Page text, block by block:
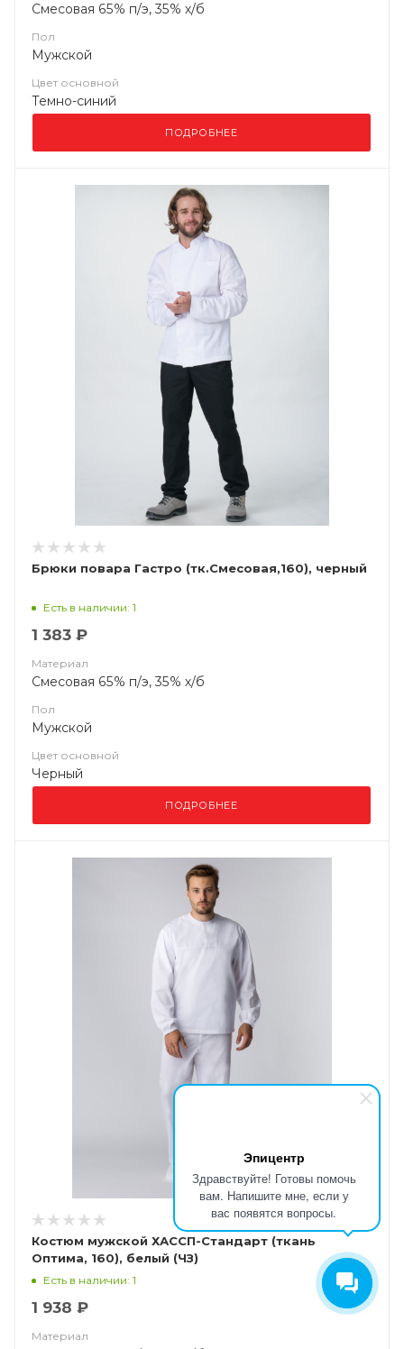
Эпицентр
Здравствуйте! Готовы помочь
вам. Напишите мне, если у
вас появятся вопросы.
Смесовая 65% п/э, 35% х/б
Пол
Мужской
Цвет основной
Темно-синий
ПОДРОБНЕЕ
Брюки повара Гастро (тк.Смесовая,160), черный
Есть в наличии: 1
1 383 ₽
Материал
Смесовая 65% п/э, 35% х/б
Пол
Мужской
Цвет основной
Черный
ПОДРОБНЕЕ
Костюм мужской ХАССП-Стандарт (ткань
Оптима, 160), белый (ЧЗ)
Есть в наличии: 1
1 938 ₽
Материал